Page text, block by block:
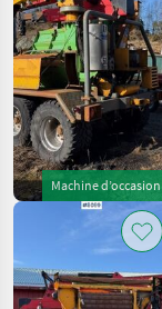
Machine d’occasion